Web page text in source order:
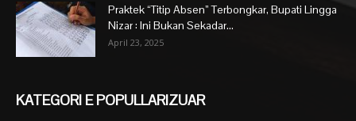
Praktek “Titip Absen” Terbongkar, Bupati Lingga
Nizar : Ini Bukan Sekadar...
April 23, 2025
KATEGORI E POPULLARIZUAR